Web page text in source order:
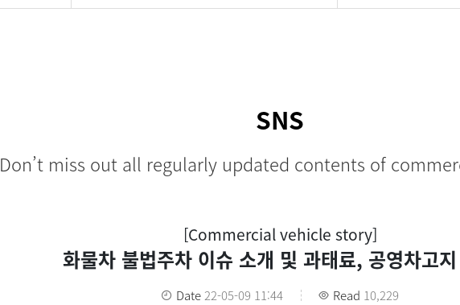
SNS
Don’t miss out all regularly updated contents of
[Commercial vehicle story]
화물차 불법주차 이슈 소개 및 과태료, 공영차고
Date22-05-09 11:44 Read 10,229